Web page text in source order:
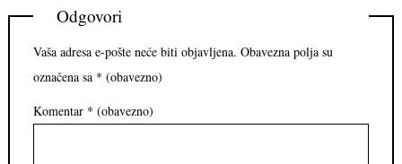
Odgovori
Vaša adresa e-pošte neće biti objavljena. Obavezna polja su
označena sa * (obavezno)
Komentar * (obavezno)